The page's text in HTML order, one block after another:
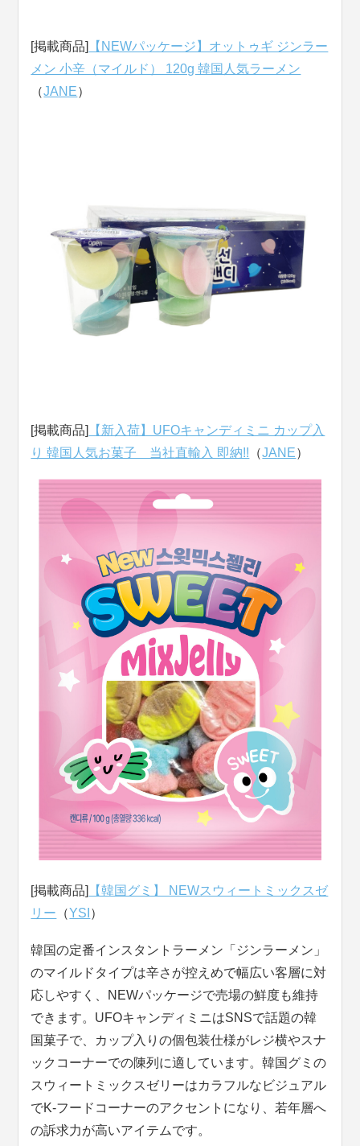
[掲載商品]
【NEWパッケージ】オットゥギ ジンラー
メン 小辛（マイルド） 120g 韓国人気ラーメン
（JANE）
[掲載商品]
【新入荷】UFOキャンディミニ カップ入
り 韓国人気お菓子 当社直輸入 即納!! （JANE）
[掲載商品]
【韓国グミ】 NEWスウィートミックスゼ
リー （YSI ）
韓国の定番インスタントラーメン「ジンラーメン」
のマイルドタイプは辛さが控えめで幅広い客層に対
応しやすく、NEWパッケージで売場の鮮度も維持
できます。UFOキャンディミニはSNSで話題の韓
国菓子で、カップ入りの個包装仕様がレジ横やスナ
ックコーナーでの陳列に適しています。韓国グミの
スウィートミックスゼリーはカラフルなビジュアル
でK-フードコーナーのアクセントになり、若年層へ
の訴求力が高いアイテムです。